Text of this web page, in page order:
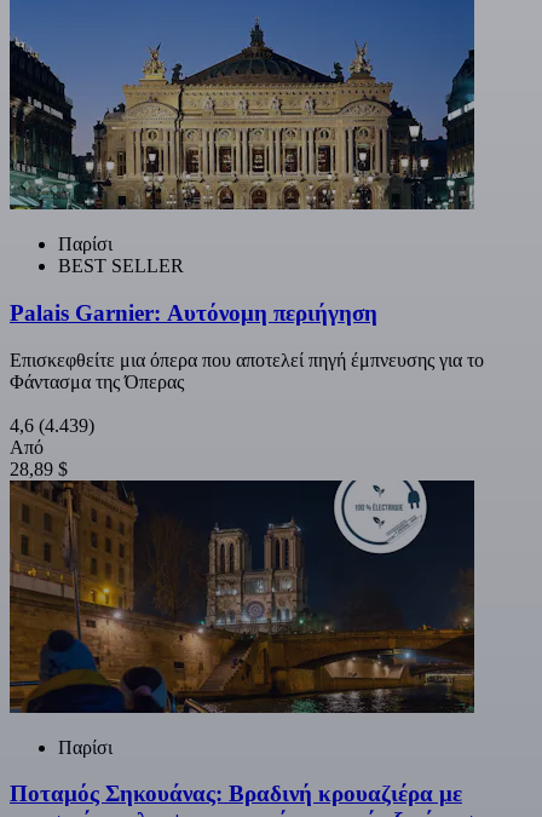
Παρίσι
BEST SELLER
Palais Garnier: Αυτόνομη περιήγηση
Επισκεφθείτε μια όπερα που αποτελεί πηγή έμπνευσης για το
Φάντασμα της Όπερας
4,6 (4.439)
Από
28,89 $
Παρίσι
Ποταμός Σηκουάνας: Βραδινή κρουαζιέρα με